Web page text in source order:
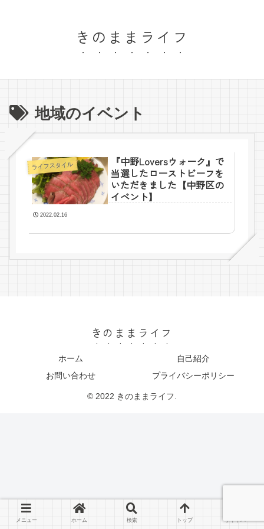
きのままライフ
地域のイベント
ライフスタイル
『中野Loversウォーク』で
当選したローストビーフを
いただきました【中野区の
イベント】
2022.02.16
きのままライフ
ホーム
自己紹介
お問い合わせ
プライバシーポリシー
© 2022 きのままライフ.
メニュー ホーム 検索 トップ サイドバー